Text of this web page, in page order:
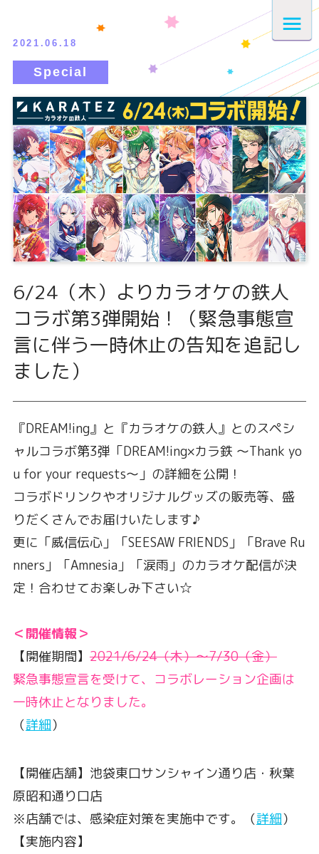
2021.06.18
6/24（木）よりカラオケの鉄人
コラボ第3弾開始！（緊急事態宣
言に伴う一時休止の告知を追記し
ました）
『DREAM!ing』と『カラオケの鉄人』とのスペシ
ャルコラボ第3弾「DREAM!ing×カラ鉄 ～Thank yo
u for your requests～」の詳細を公開！
コラボドリンクやオリジナルグッズの販売等、盛
りだくさんでお届けいたします♪
更に「威信伝心」「SEESAW FRIENDS」「Brave Ru
nners」「Amnesia」「涙雨」のカラオケ配信が決
定！合わせてお楽しみ下さい☆
＜開催情報＞
【開催期間】 2021/6/24（木）〜7/30（金）
緊急事態宣言を受けて、コラボレーション企画は
一時休止となりました。
（詳細）
【開催店舗】池袋東口サンシャイン通り店・秋葉
原昭和通り口店
※店舗では、感染症対策を実施中です。（詳細）
【実施内容】